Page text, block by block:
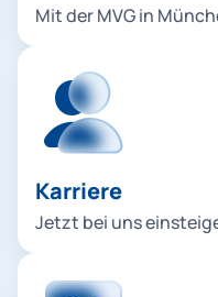
Mit der MVG in
Karriere
Jetzt bei uns